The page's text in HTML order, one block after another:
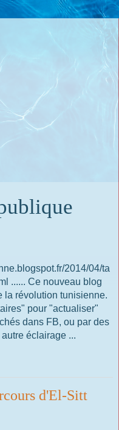
2014/04/ta
...... Ce nouveau blog
la révolution tunisienne.
pour "actualiser"
dans FB, ou par des
éclairage ...
d'El-Sitt